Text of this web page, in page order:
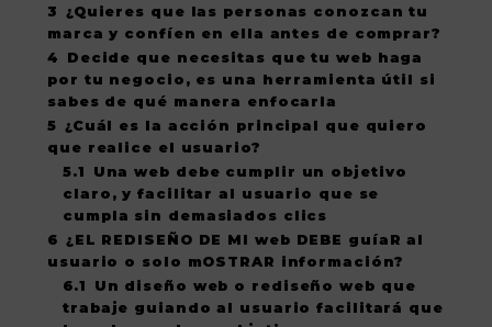
3
¿Quieres que las personas conozcan tu
marca y confíen en ella antes de comprar?
4
Decide que necesitas que tu web haga
por tu negocio, es una herramienta útil si
sabes de qué manera enfocarla
5 ¿Cuál es la acción principal que quiero
que realice el usuario?
5.1
Una web debe cumplir un objetivo
claro, y facilitar al usuario que se
cumpla sin demasiados clics
6 ¿EL REDISEÑO DE MI web DEBE guíaR al
usuario o solo mOSTRAR información?
6.1
Un diseño web o rediseño web que
trabaje guiando al usuario facilitará que